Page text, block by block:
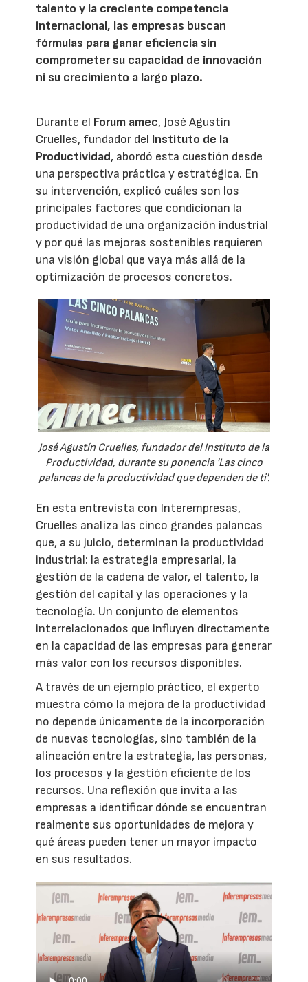
talento y la creciente competencia
internacional, las empresas buscan
fórmulas para ganar eficiencia sin
comprometer su capacidad de innovación
ni su crecimiento a largo plazo.
Durante el Forum amec, José Agustín
Cruelles, fundador del Instituto de la
Productividad, abordó esta cuestión desde
una perspectiva práctica y estratégica. En
su intervención, explicó cuáles son los
principales factores que condicionan la
productividad de una organización industrial
y por qué las mejoras sostenibles requieren
una visión global que vaya más allá de la
optimización de procesos concretos.
José Agustín Cruelles, fundador del Instituto de la
Productividad, durante su ponencia 'Las cinco
palancas de la productividad que dependen de ti'.
En esta entrevista con Interempresas,
Cruelles analiza las cinco grandes palancas
que, a su juicio, determinan la productividad
industrial: la estrategia empresarial, la
gestión de la cadena de valor, el talento, la
gestión del capital y las operaciones y la
tecnología. Un conjunto de elementos
interrelacionados que influyen directamente
en la capacidad de las empresas para generar
más valor con los recursos disponibles.
A través de un ejemplo práctico, el experto
muestra cómo la mejora de la productividad
no depende únicamente de la incorporación
de nuevas tecnologías, sino también de la
alineación entre la estrategia, las personas,
los procesos y la gestión eficiente de los
recursos. Una reflexión que invita a las
empresas a identificar dónde se encuentran
realmente sus oportunidades de mejora y
qué áreas pueden tener un mayor impacto
en sus resultados.